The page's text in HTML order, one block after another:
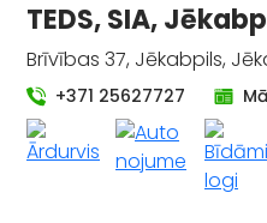
TEDS, SIA,
Brīvības 37, Jēkabpils,
+371 25627727